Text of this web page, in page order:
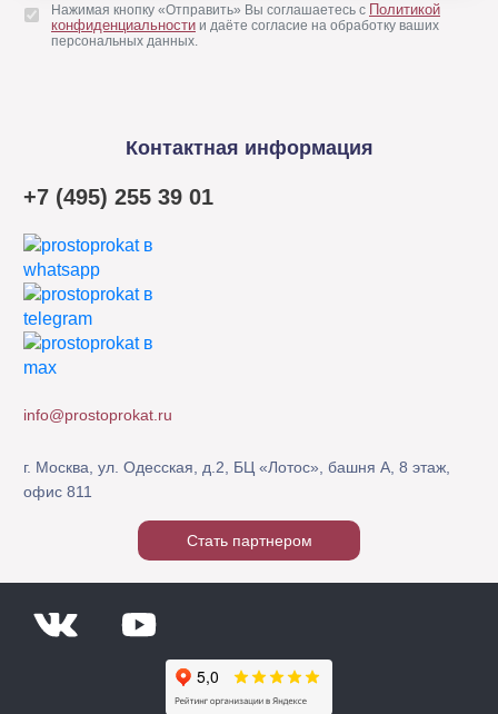
Нажимая кнопку «Отправить» Вы соглашаетесь с Политикой
конфиденциальности и даёте согласие на обработку ваших
персональных данных.
Контактная информация
+7 (495) 255 39 01
info@prostoprokat.ru
г. Москва, ул. Одесская, д.2, БЦ «Лотос», башня А, 8 этаж,
офис 811
Стать партнером